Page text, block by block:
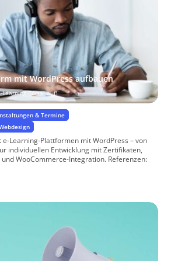
mit WordPress aufbauen
Learning-Portal auf!
& Termine
e-Learning-Plattformen mit WordPress – von
individuellen Entwicklung mit Zertifikaten,
WooCommerce-Integration. Referenzen: